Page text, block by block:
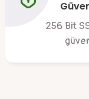
Ürün resmi
Ürün
Ürün bilgilerinde
256 Bit